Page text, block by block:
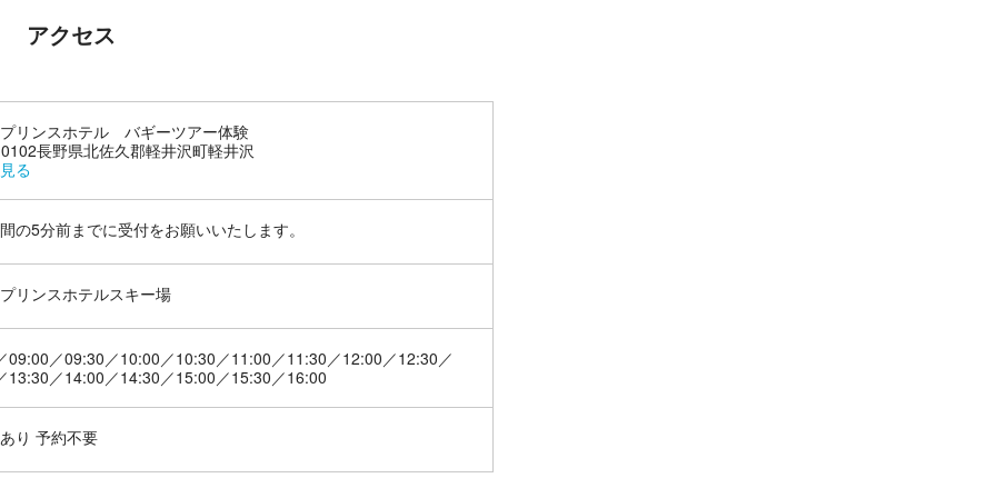
アクセス
リンスホテル バギーツアー体験
長野県北佐久郡軽井沢町軽井沢
る
の5分前までに受付をお願いいたします。
リンスホテルスキー場
09:00／09:30／10:00／10:30／11:00／11:30／12:00／12:30／
13:30／14:00／14:30／15:00／15:30／16:00
り 予約不要